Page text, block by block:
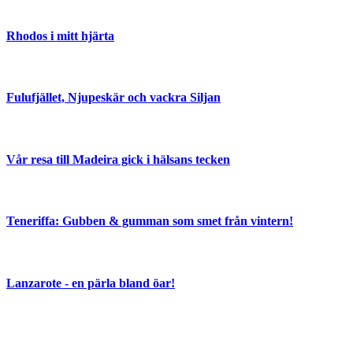
Rhodos i mitt hjärta
Fulufjället, Njupeskär och vackra Siljan
Vår resa till Madeira gick i hälsans tecken
Teneriffa: Gubben & gumman som smet från vintern!
Lanzarote - en pärla bland öar!